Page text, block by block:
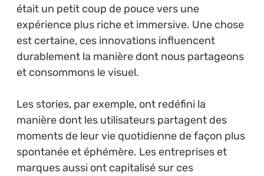
était un petit coup de pouce vers une
expérience plus riche et immersive. Une chose
est certaine, ces innovations influencent
durablement la manière dont nous partageons
et consommons le visuel.
Les stories, par exemple, ont redéfini la
manière dont les utilisateurs partagent des
moments de leur vie quotidienne de façon plus
spontanée et éphémère. Les entreprises et
marques aussi ont capitalisé sur ces